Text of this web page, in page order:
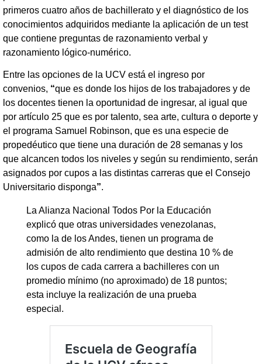
primeros cuatro años de bachillerato y el diagnóstico de los
conocimientos adquiridos mediante la aplicación de un test
que contiene preguntas de razonamiento verbal y
razonamiento lógico-numérico.
Entre las opciones de la UCV está el ingreso por
convenios, “que es donde los hijos de los trabajadores y de
los docentes tienen la oportunidad de ingresar, al igual que
por artículo 25 que es por talento, sea arte, cultura o deporte y
el programa Samuel Robinson, que es una especie de
propedéutico que tiene una duración de 28 semanas y los
que alcancen todos los niveles y según su rendimiento, serán
asignados por cupos a las distintas carreras que el Consejo
Universitario disponga”.
La Alianza Nacional Todos Por la Educación
explicó que otras universidades venezolanas,
como la de los Andes, tienen un programa de
admisión de alto rendimiento que destina 10 % de
los cupos de cada carrera a bachilleres con un
promedio mínimo (no aproximado) de 18 puntos;
esta incluye la realización de una prueba
especial.